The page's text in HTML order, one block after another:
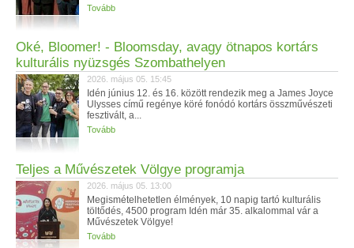
Tovább
Oké, Bloomer! - Bloomsday, avagy ötnapos kortárs
kulturális nyüzsgés Szombathelyen
2026. május 05. 15:45
Idén június 12. és 16. között rendezik meg a James Joyce
Ulysses című regénye köré fonódó kortárs összművészeti
fesztivált, a...
Tovább
Teljes a Művészetek Völgye programja
2026. május 05. 13:00
Megismételhetetlen élmények, 10 napig tartó kulturális
töltődés, 4500 program Idén már 35. alkalommal vár a
Művészetek Völgye!
Tovább